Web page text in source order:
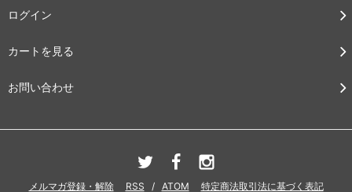
ログイン
カートを見る
お問い合わせ
メルマガ登録・解除 RSS / ATOM 特定商法取引法に基づく表記